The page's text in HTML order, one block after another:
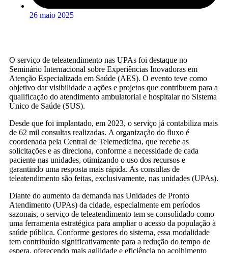
26 maio 2025
O serviço de teleatendimento nas UPAs foi destaque no
Seminário Internacional sobre Experiências Inovadoras em
Atenção Especializada em Saúde (AES). O evento teve como
objetivo dar visibilidade a ações e projetos que contribuem para a
qualificação do atendimento ambulatorial e hospitalar no Sistema
Único de Saúde (SUS).
Desde que foi implantado, em 2023, o serviço já contabiliza mais
de 62 mil consultas realizadas. A organização do fluxo é
coordenada pela Central de Telemedicina, que recebe as
solicitações e as direciona, conforme a necessidade de cada
paciente nas unidades, otimizando o uso dos recursos e
garantindo uma resposta mais rápida. As consultas de
teleatendimento são feitas, exclusivamente, nas unidades (UPAs).
Diante do aumento da demanda nas Unidades de Pronto
Atendimento (UPAs) da cidade, especialmente em períodos
sazonais, o serviço de teleatendimento tem se consolidado como
uma ferramenta estratégica para ampliar o acesso da população à
saúde pública. Conforme gestores do sistema, essa modalidade
tem contribuído significativamente para a redução do tempo de
espera, oferecendo mais agilidade e eficiência no acolhimento